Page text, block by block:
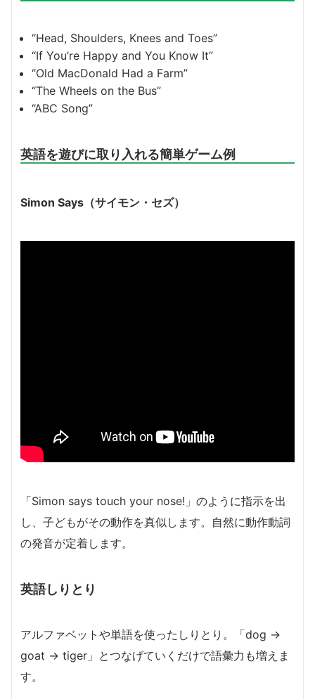
“Head, Shoulders, Knees and Toes”
“If You’re Happy and You Know It”
“Old MacDonald Had a Farm”
“The Wheels on the Bus”
“ABC Song”
英語を遊びに取り入れる簡単ゲーム例
Simon Says（サイモン・セズ）
「Simon says touch your nose!」のように指示を出
し、子どもがその動作を真似します。自然に動作動詞
の発音が定着します。
英語しりとり
アルファベットや単語を使ったしりとり。「dog →
goat → tiger」とつなげていくだけで語彙力も増えま
す。